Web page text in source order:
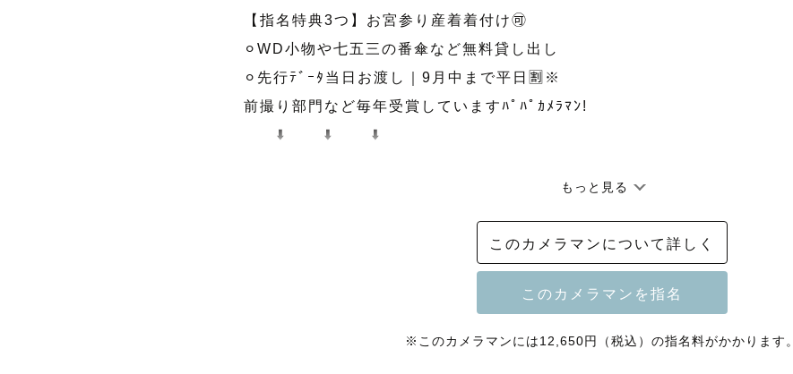
【指名特典3つ】お宮参り産着着付け🉑
⚪︎WD小物や七五三の番傘など無料貸し出し
⚪︎先行ﾃﾞｰﾀ当日お渡し｜9月中まで平日🈹※
前撮り部門など毎年受賞していますﾊﾟﾊﾟｶﾒﾗﾏﾝ!
⬇️       ⬇️       ⬇️
🎖️七五三 部門（ﾄｯﾌﾟ３）優秀賞(24.12)
🥇ｶｯﾌﾟﾙ（ﾏﾀﾆﾃｨ）部門の1位、優秀賞(25.9)
💎関西唯一社内1500人のカメラマンの中から上位1％ランク選出(26'）
🌈こんな方は私の撮影お勧め⑤選！🌈
もっと見る
このカメラマンについて詳しく
※このカメラマンには12,650円（税込）の指名料がかかります。